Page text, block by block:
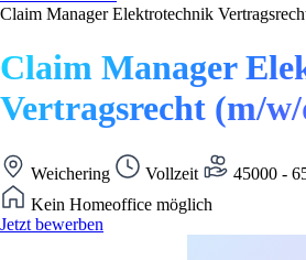
Claim Manager Elektrotechnik
Claim Manager
Vertragsrecht (m/
Weichering Vollzeit
45000 -
Kein Homeoffice möglich
Jetzt bewerben